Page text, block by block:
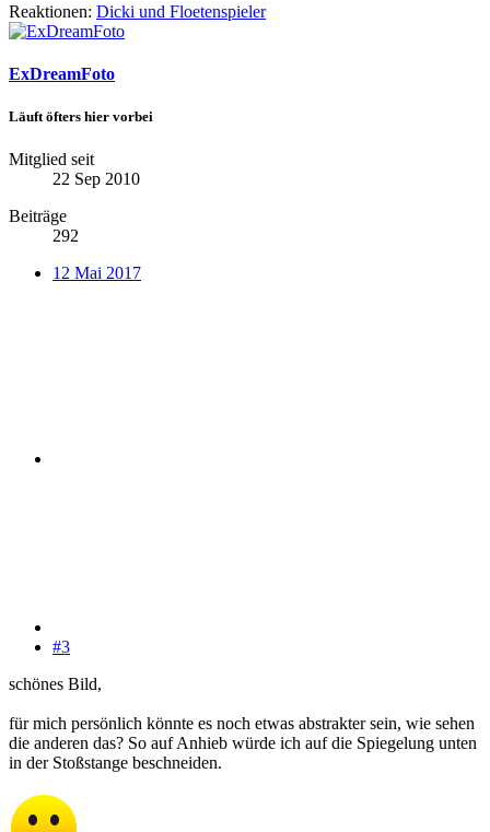
Reaktionen: Dicki und Floetenspieler
ExDreamFoto
Läuft öfters hier vorbei
Mitglied seit
22 Sep 2010
Beiträge
292
12 Mai 2017
#3
schönes Bild,
für mich persönlich könnte es noch etwas abstrakter sein, wie sehen
die anderen das? So auf Anhieb würde ich auf die Spiegelung unten
in der Stoßstange beschneiden.